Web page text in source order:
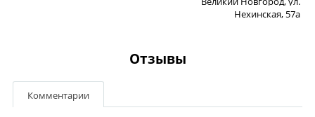
Нехинская, 57а
Отзывы
Комментарии